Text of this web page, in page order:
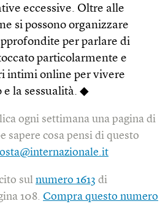
eccessive. Oltre alle
si possono organizzare
per parlare di
particolarmente e
intimi online per vivere
la sessualità. ◆
ogni settimana una pagina di
sapere cosa pensi di questo
sul numero 1613 di
108. Compra questo numero